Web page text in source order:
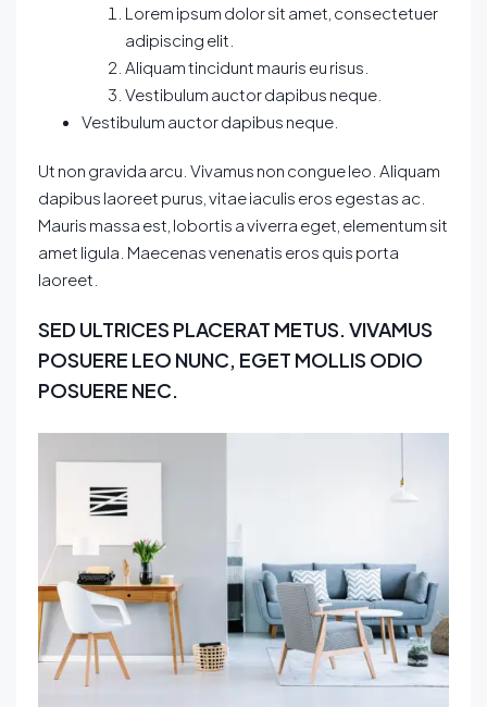
Lorem ipsum dolor sit amet, consectetuer
adipiscing elit.
Aliquam tincidunt mauris eu risus.
Vestibulum auctor dapibus neque.
Vestibulum auctor dapibus neque.
Ut non gravida arcu. Vivamus non congue leo. Aliquam
dapibus laoreet purus, vitae iaculis eros egestas ac.
Mauris massa est, lobortis a viverra eget, elementum sit
amet ligula. Maecenas venenatis eros quis porta
laoreet.
SED ULTRICES PLACERAT METUS. VIVAMUS
POSUERE LEO NUNC, EGET MOLLIS ODIO
POSUERE NEC.